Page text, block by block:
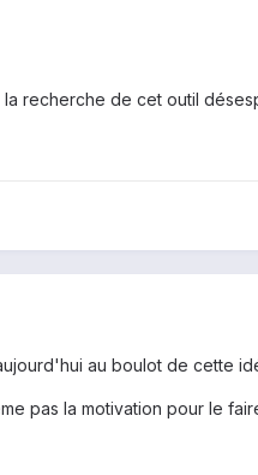
recherche de cet outil
au boulot de cette
pas la motivation pour le